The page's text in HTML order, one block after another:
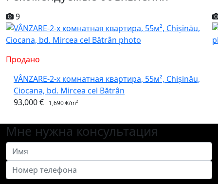
9
Продано
VÂNZARE-2-х комнатная квартира, 55м², Chișinău,
Ciocana, bd. Mircea cel Bătrân
93,000 €
1,690 €/m²
Мне нужна консультация